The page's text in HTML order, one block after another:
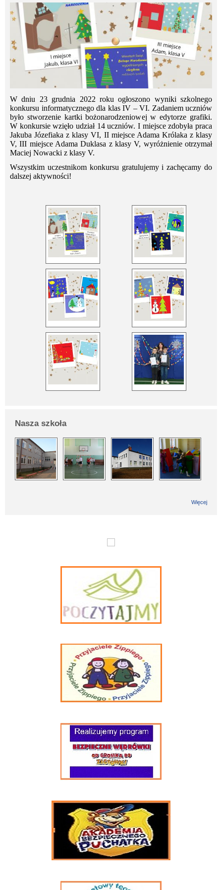
W dniu 23 grudnia 2022 roku ogłoszono wyniki szkolnego
konkursu informatycznego dla klas IV – VI. Zadaniem uczniów
było stworzenie kartki bożonarodzeniowej w edytorze grafiki.
W konkursie wzięło udział 14 uczniów. I miejsce zdobyła praca
Jakuba Józefiaka z klasy VI, II miejsce Adama Królaka z klasy
V, III miejsce Adama Duklasa z klasy V, wyróżnienie otrzymał
Maciej Nowacki z klasy V.
Wszystkim uczestnikom konkursu gratulujemy i zachęcamy do
dalszej aktywności!
Nasza szkoła
Więcej